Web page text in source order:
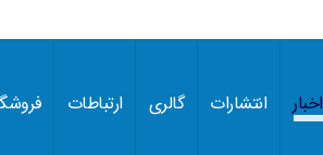
اخبار انتشارات گالری ارتباطات